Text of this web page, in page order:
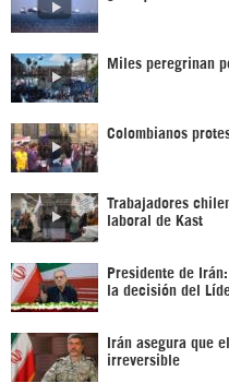
Miles peregrinan
Colombianos
Trabajadores
laboral de Kast
Presidente de
la decisión del
Irán asegura que
irreversible